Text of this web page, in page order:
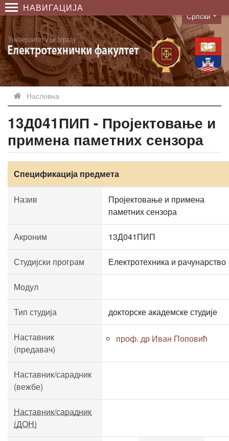
НАВИГАЦИЈА
Language
Српски
Насловна
13Д041ПИП - Пројектовање и
примена паметних сензора
Спецификација предмета
Назив
Пројектовање и примена
паметних сензора
Акроним 13Д041ПИП
Студијски програм Електротехника и рачунарство
Модул
Тип студија докторске академске студије
Наставник
(предавач)
проф. др Иван Поповић
Наставник/сарадник
(вежбе)
Наставник/сарадник
(ДОН)